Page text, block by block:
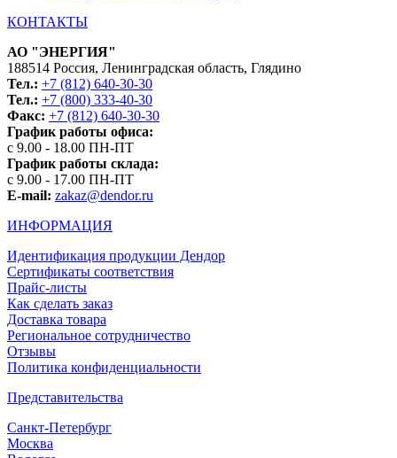
КОНТАКТЫ
АО "ЭНЕРГИЯ"
188514 Россия, Ленинградская область, Глядино
Тел.: +7 (812) 640-30-30
Тел.: +7 (800) 333-40-30
Факс: +7 (812) 640-30-30
График работы офиса:
с 9.00 - 18.00 ПН-ПТ
График работы склада:
с 9.00 - 17.00 ПН-ПТ
E-mail: zakaz@dendor.ru
ИНФОРМАЦИЯ
Идентификация продукции Дендор
Сертификаты соответствия
Прайс-листы
Как сделать заказ
Доставка товара
Региональное сотрудничество
Отзывы
Политика конфиденциальности
Представительства
Санкт-Петербург
Москва